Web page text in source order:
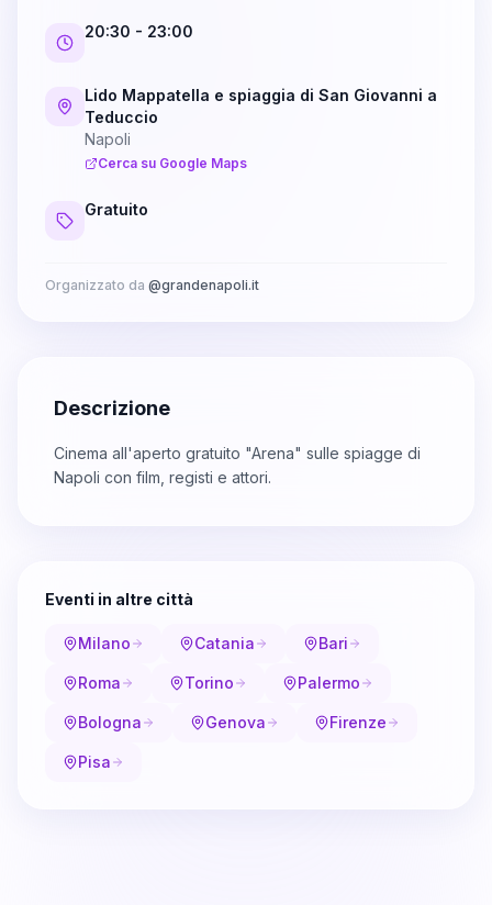
20:30 - 23:00
Lido Mappatella e spiaggia di San Giovanni a
Teduccio
Napoli
Cerca su Google Maps
Gratuito
Organizzato da @grandenapoli.it
Descrizione
Cinema all'aperto gratuito "Arena" sulle spiagge di
Napoli con film, registi e attori.
Eventi in altre città
Milano Catania Bari
Roma Torino Palermo
Bologna Genova Firenze
Pisa